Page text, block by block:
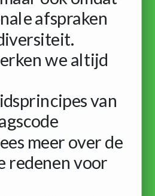
afspraken
we altijd
van
meer over de
redenen voor